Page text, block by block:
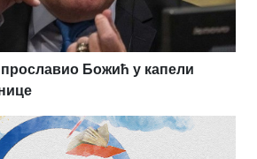
Божић у капели